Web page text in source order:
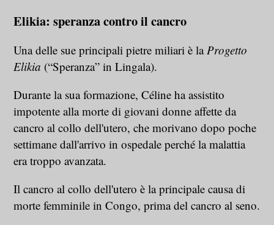
Elikia: speranza contro il cancro
Una delle sue principali pietre miliari è laProgetto
Elikia (“Speranza” in Lingala).
Durante la sua formazione, Céline ha assistito
impotente alla morte di giovani donne affette da
cancro al collo dell'utero, che morivano dopo poche
settimane dall'arrivo in ospedale perché la malattia
era troppo avanzata.
Il cancro al collo dell'utero è la principale causa di
morte femminile in Congo, prima del cancro al seno.